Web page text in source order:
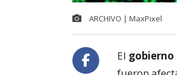
ARCHIVO | MaxPixel
El gobierno